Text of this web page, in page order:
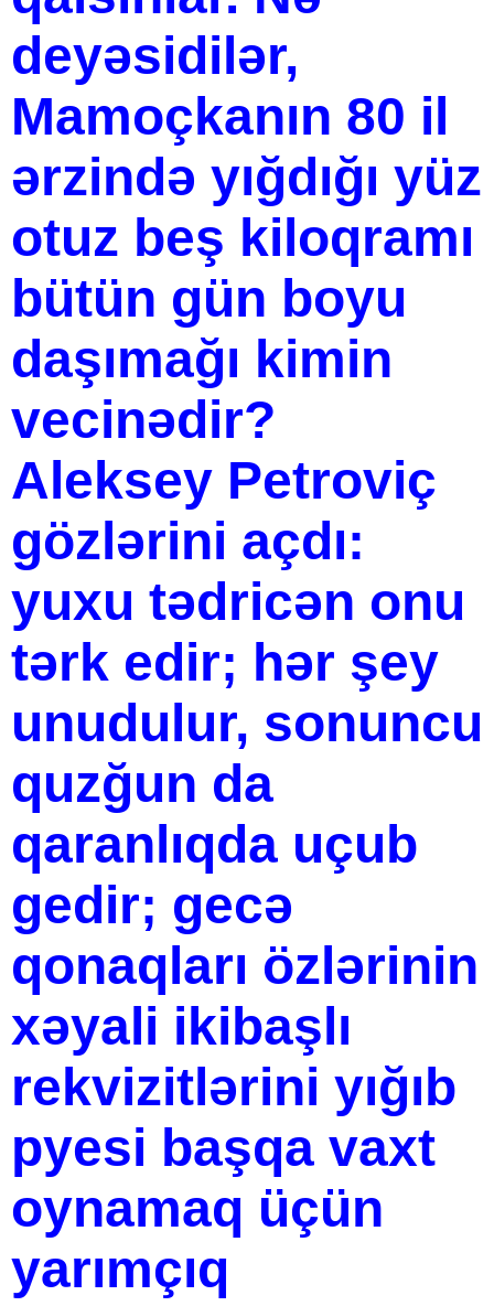
deyəsidilər,
Mamoçkanın 80 il
ərzində yığdığı yüz
otuz beş kiloqramı
bütün gün boyu
daşımağı kimin
vecinədir?
Aleksey Petroviç
gözlərini açdı:
yuxu tədricən onu
tərk edir; hər şey
unudulur, sonuncu
quzğun da
qaranlıqda uçub
gedir; gecə
qonaqları özlərinin
xəyali ikibaşlı
rekvizitlərini yığıb
pyesi başqa vaxt
oynamaq üçün
yarımçıq